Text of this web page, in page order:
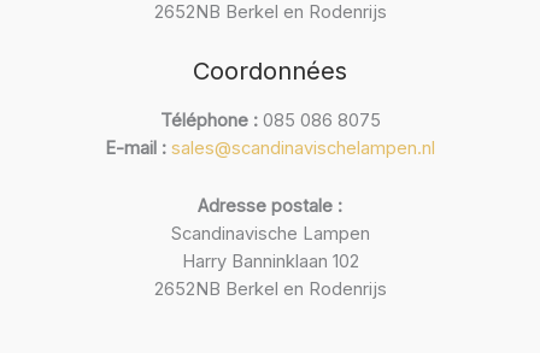
2652NB Berkel en Rodenrijs
Coordonnées
Téléphone :085 086 8075
E-mail : sales@scandinavischelampen.nl
Adresse postale :
Scandinavische Lampen
Harry Banninklaan 102
2652NB Berkel en Rodenrijs